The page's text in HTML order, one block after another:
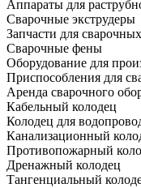
Аппараты для
Сварочные экструдеры
Запчасти для
Сварочные фены
Оборудование для
Приспособления для
Аренда сварочного
Кабельный колодец
Колодец для
Канализационный
Противопожарный
Дренажный колодец
Тангенциальный